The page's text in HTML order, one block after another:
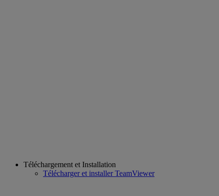
Téléchargement et Installation
Télécharger et installer TeamViewer